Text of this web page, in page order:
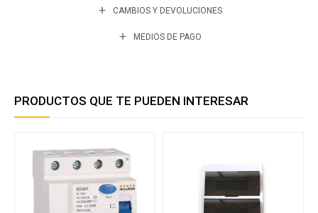
CAMBIOS Y DEVOLUCIONES
MEDIOS DE PAGO
PRODUCTOS QUE TE PUEDEN INTERESAR